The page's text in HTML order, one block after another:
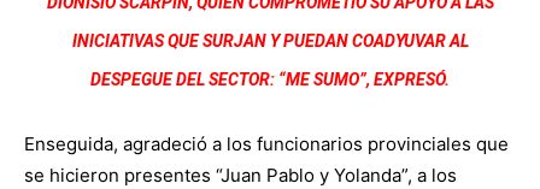
INICIATIVAS QUE SURJAN Y PUEDAN COADYUVAR AL
DESPEGUE DEL SECTOR: “ME SUMO”, EXPRESÓ.
Enseguida, agradeció a los funcionarios provinciales que
se hicieron presentes “Juan Pablo y Yolanda”, a los